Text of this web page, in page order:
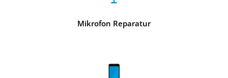
Mikrofon Reparatur